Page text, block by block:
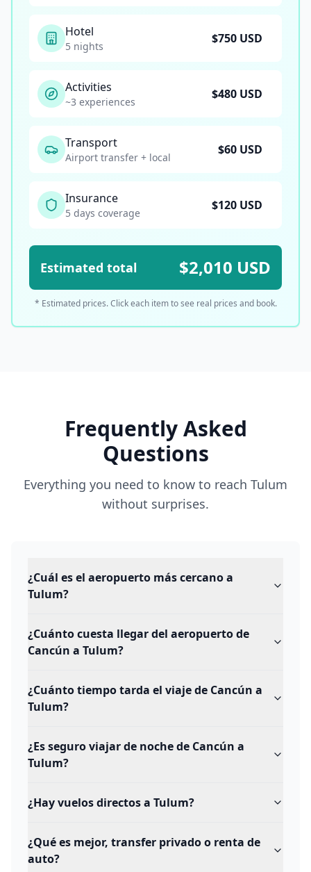
Hotel
5 nights
$750 USD
Activities
~3 experiences
$480 USD
Transport
Airport transfer + local
$60 USD
Insurance
5 days coverage
$120 USD
Estimated total $2,010 USD
* Estimated prices. Click each item to see real prices and book.
Frequently Asked
Questions
Everything you need to know to reach Tulum
without surprises.
¿Cuál es el aeropuerto más cercano a
Tulum?
¿Cuánto cuesta llegar del aeropuerto de
Cancún a Tulum?
¿Cuánto tiempo tarda el viaje de Cancún a
Tulum?
¿Es seguro viajar de noche de Cancún a
Tulum?
¿Hay vuelos directos a Tulum?
¿Qué es mejor, transfer privado o renta de
auto?